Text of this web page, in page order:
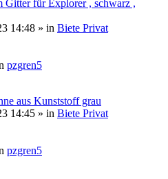
Gitter für Explorer , schwarz ,
14:48 » in Biete Privat
pzgren5
aus Kunststoff grau
14:45 » in Biete Privat
pzgren5